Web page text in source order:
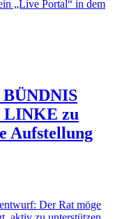
„Live Portal“ in dem
LINKE zu
Aufstellung
Der Rat möge